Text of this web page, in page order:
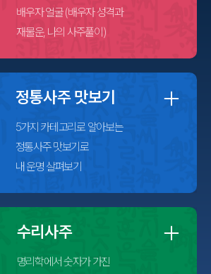
배우자 얼굴 (배우자 성격과
재물운, 나의 사주풀이)
정통사주 맛보기
5가지 카테고리로 알아보는
정통사주 맛보기로
수리사주
명리학에서 숫자가 가진